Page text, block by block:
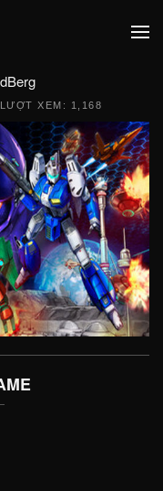
XEM: 1,168